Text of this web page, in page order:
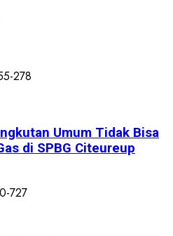
Umum Tidak Bisa
di SPBG Citeureup